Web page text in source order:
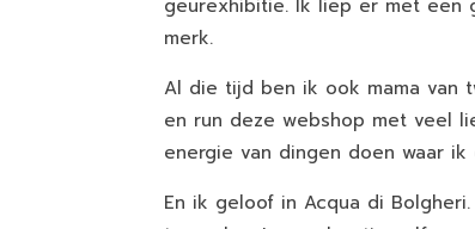
geurexhibitie. Ik liep er met een
merk.
Al die tijd ben ik ook mama van
en run deze webshop met veel
energie van dingen doen waar
En ik geloof in Acqua di